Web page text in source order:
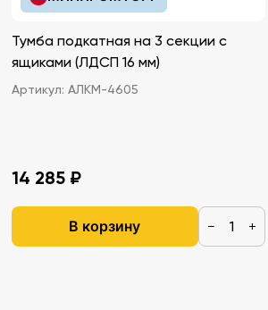
Тумба подкатная на 3 секции с
ящиками (ЛДСП 16 мм)
Артикул: АЛКМ-4605
14 285 ₽
В корзину − +